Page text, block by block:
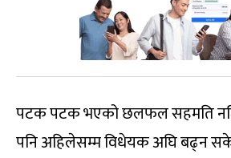
पटक पटक भएको छलफल सहमति
पनि अहिलेसम्म विधेयक अघि बढ्न